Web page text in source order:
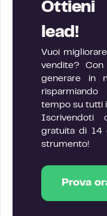
lead!
Vuoi
vendite?
generare in
risparmiando
tempo su tutti
Iscrivendoti
gratuita di 14
strumento!
Prova